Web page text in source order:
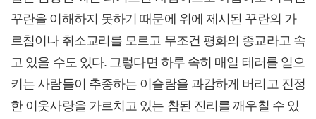
꾸란을 이해하지 못하기 때문에 위에 제시된 꾸란의 가
르침이나 취소교리를 모르고 무조건 평화의 종교라고 속
고 있을 수도 있다. 그렇다면 하루 속히 매일 테러를 일으
키는 사람들이 추종하는 이슬람을 과감하게 버리고 진정
한 이웃사랑을 가르치고 있는 참된 진리를 깨우칠 수 있